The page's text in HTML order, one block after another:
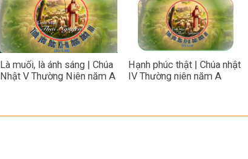
Là muối, là ánh sáng | Chúa
Nhật V Thường Niên năm A
Hạnh phúc thật | Chúa nhật
IV Thường niên năm A